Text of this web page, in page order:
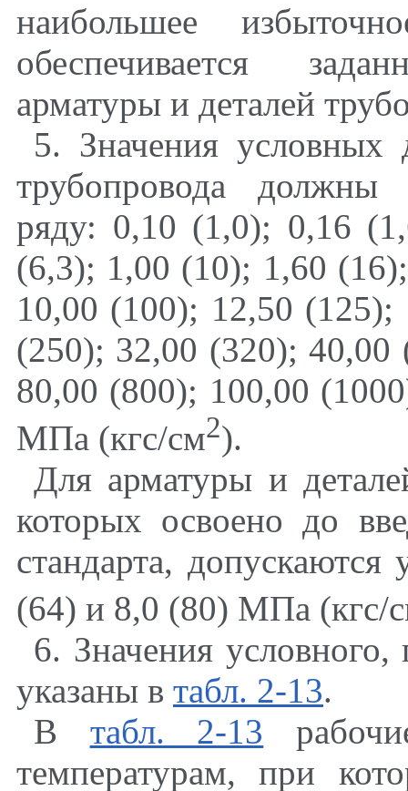
наибольшее
обеспечивается
арматуры и деталей
5. Значения условных
трубопровода должны
ряду: 0,10 (1,0); 0,16
(6,3); 1,00 (10); 1,60
10,00 (100); 12,50
(250); 32,00 (320);
80,00 (800); 100,00
МПа (кгс/см2).
Для арматуры и
которых освоено до
стандарта,
(64) и 8,0 (80) МПа (кгс/
6. Значения
указаны в табл. 2-13.
В табл. 2-13
температурам, при